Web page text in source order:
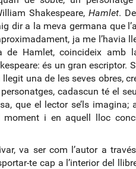
Shakespeare, Hamlet.
dir a la meva germana que
ja me l’havia
de Hamlet, coincideix amb
és un gran escriptor.
una de les seves obres,
cadascun té el
que el lector se’ls imagina;
moment i en aquell lloc
va ser com l’autor a
te cap a l’interior del